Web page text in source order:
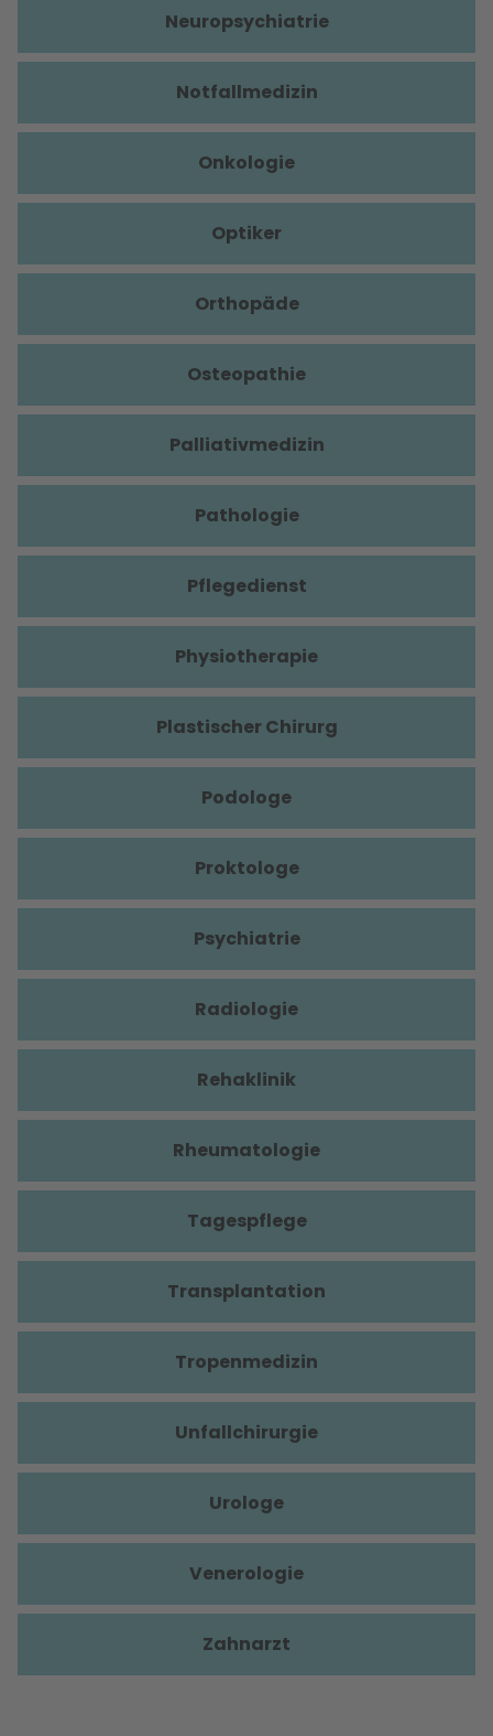
Neuropsychiatrie
Notfallmedizin
Onkologie
Optiker
Orthopäde
Osteopathie
Palliativmedizin
Pathologie
Pflegedienst
Physiotherapie
Plastischer Chirurg
Podologe
Proktologe
Psychiatrie
Radiologie
Rehaklinik
Rheumatologie
Tagespflege
Transplantation
Tropenmedizin
Unfallchirurgie
Urologe
Venerologie
Zahnarzt